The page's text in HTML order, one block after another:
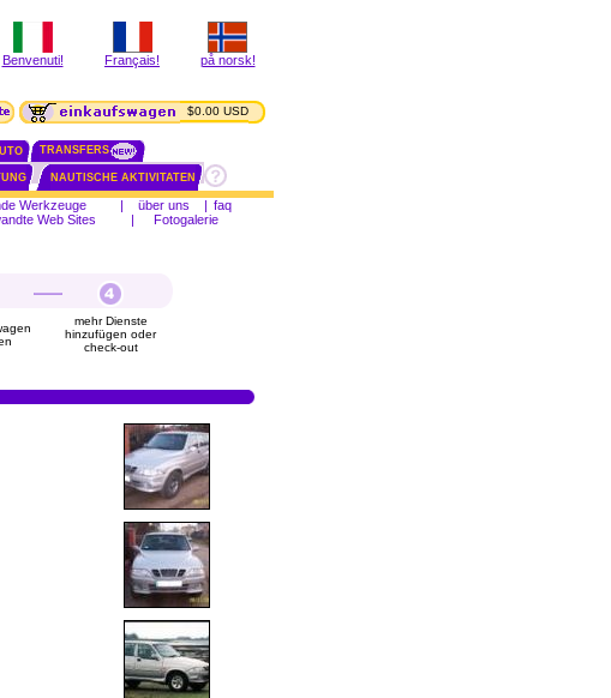
Benvenuti! Français! på norsk!
$0.00 USD
TRANSFERS
NAUTISCHE AKTIVITATEN
Werkzeuge | über uns | faq
Web Sites | Fotogalerie
mehr Dienste
hinzufügen oder
check-out